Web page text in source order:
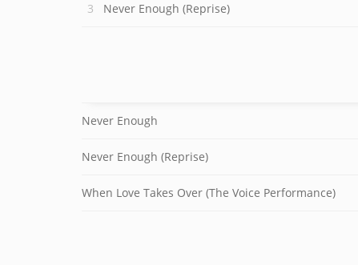
Never Enough (Reprise)
Never Enough
Never Enough (Reprise)
When Love Takes Over (The Voice Performance)